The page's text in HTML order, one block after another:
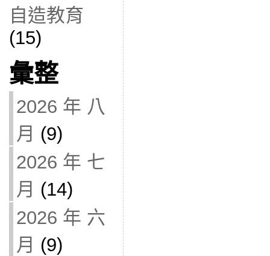
自造教育
(15)
彙整
2026 年 八
月 (9)
2026 年 七
月 (14)
2026 年 六
月 (9)